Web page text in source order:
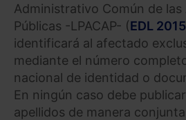
Administrativo Común de
Públicas -LPACAP- (EDL
identificará al afectado
mediante el número
nacional de identidad o
En ningún caso debe
apellidos de manera